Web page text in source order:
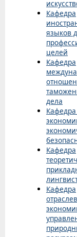
Кафедра
языков
целей
Кафедра
дела
Кафедра
Кафедра